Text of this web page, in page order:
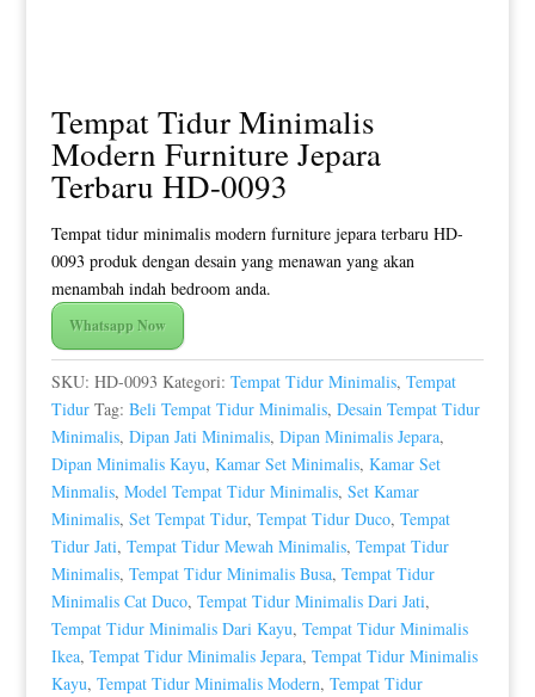
Tempat Tidur Minimalis
Modern Furniture Jepara
Terbaru HD-0093
Tempat tidur minimalis modern furniture jepara terbaru HD-
0093 produk dengan desain yang menawan yang akan
menambah indah bedroom anda.
Whatsapp Now
SKU: HD-0093 Kategori: Tempat Tidur Minimalis, Tempat
Tidur Tag: Beli Tempat Tidur Minimalis, Desain Tempat Tidur
Minimalis, Dipan Jati Minimalis, Dipan Minimalis Jepara,
Dipan Minimalis Kayu, Kamar Set Minimalis, Kamar Set
Minmalis, Model Tempat Tidur Minimalis, Set Kamar
Minimalis, Set Tempat Tidur, Tempat Tidur Duco, Tempat
Tidur Jati, Tempat Tidur Mewah Minimalis, Tempat Tidur
Minimalis, Tempat Tidur Minimalis Busa, Tempat Tidur
Minimalis Cat Duco, Tempat Tidur Minimalis Dari Jati,
Tempat Tidur Minimalis Dari Kayu, Tempat Tidur Minimalis
Ikea, Tempat Tidur Minimalis Jepara, Tempat Tidur Minimalis
Kayu, Tempat Tidur Minimalis Modern, Tempat Tidur